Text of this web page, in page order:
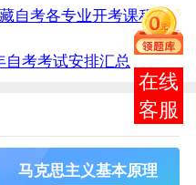
自考各专业开考课程考
自考考试安排汇总
马克思主义基本原理
在线
客服